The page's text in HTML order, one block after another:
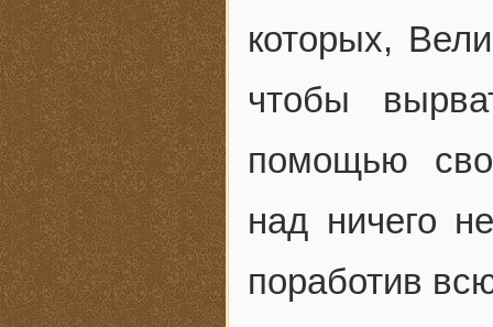
которых,
чтобы
помощью
над ничего
поработив